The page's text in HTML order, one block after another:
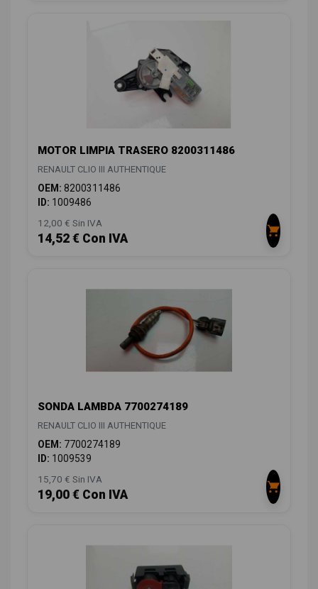
MOTOR LIMPIA TRASERO 8200311486
RENAULT CLIO III AUTHENTIQUE
OEM: 8200311486
ID: 1009486
12,00 € Sin IVA
14,52 € Con IVA
SONDA LAMBDA 7700274189
RENAULT CLIO III AUTHENTIQUE
OEM: 7700274189
ID: 1009539
15,70 € Sin IVA
19,00 € Con IVA